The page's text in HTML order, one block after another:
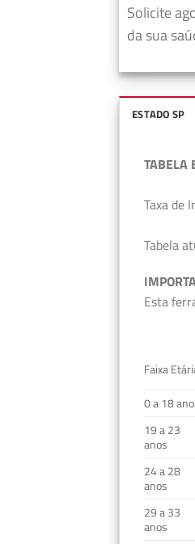
Solicite
da sua
ESTADO SP
TABELA
Taxa de
Tabela
Esta
Faixa
0 a 18
19 a 23
anos
24 a 28
anos
29 a 33
anos